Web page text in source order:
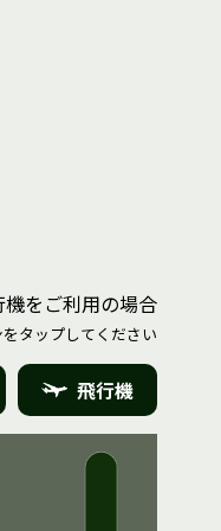
をご利用の場合
タップしてください
飛行機